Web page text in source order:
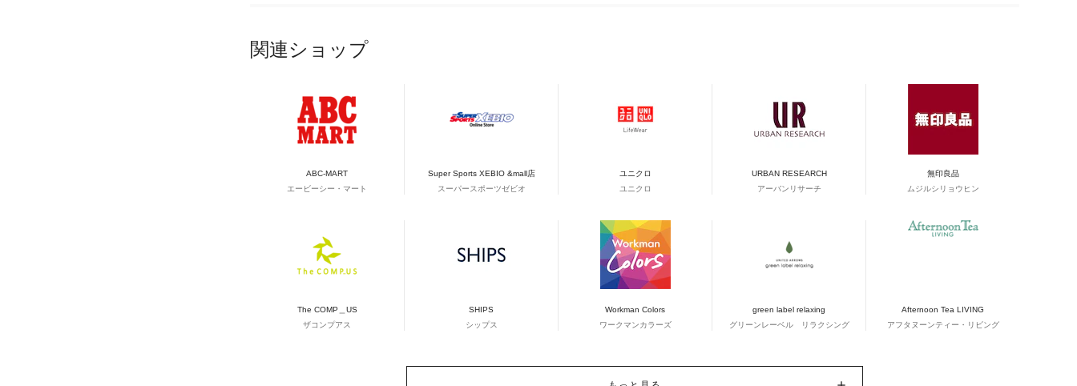
関連ショップ
ABC-MART
エービーシー・マート
Super Sports XEBIO &mall店
スーパースポーツゼビオ
ユニクロ
ユニクロ
URBAN RESEARCH
アーバンリサーチ
無印良品
ムジルシリョウヒン
The COMP＿US
ザコンプアス
SHIPS
シップス
Workman Colors
ワークマンカラーズ
green label relaxing
グリーンレーベル リラクシング
Afternoon Tea LIVING
アフタヌーンティー・リビング